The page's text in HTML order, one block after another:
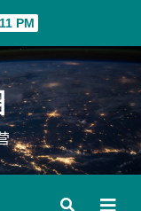
PM